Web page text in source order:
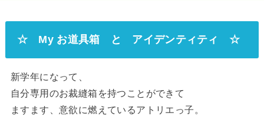
☆ My お道具箱 と アイデンティティ ☆
新学年になって、
自分専用のお裁縫箱を持つことができて
ますます、意欲に燃えているアトリエっ子。